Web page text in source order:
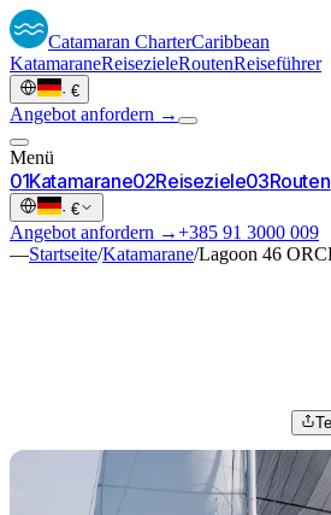
Catamaran CharterCaribbean
KatamaraneReisezieleRoutenReiseführer
· €
Angebot anfordern →
Menü
01Katamarane02Reiseziele03Routen
· €
Angebot anfordern →+385 91 3000 009
—Startseite/Katamarane/Lagoon 46